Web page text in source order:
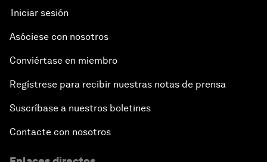
Iniciar sesión
Asóciese con nosotros
Conviértase en miembro
Regístrese para recibir nuestras notas de prensa
Suscríbase a nuestros boletines
Contacte con nosotros